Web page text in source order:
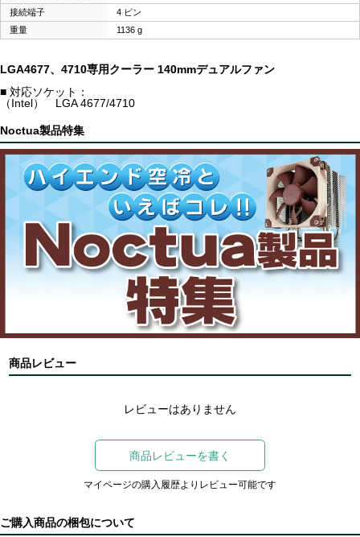
接続端子
4 ピン
重量
1136 g
LGA4677、4710専用クーラー 140mmデュアルファン
■ 対応ソケット：
（Intel） LGA 4677/4710
Noctua製品特集
商品レビュー
レビューはありません
商品レビューを書く
マイページの購入履歴よりレビュー可能です
ご購入商品の梱包について